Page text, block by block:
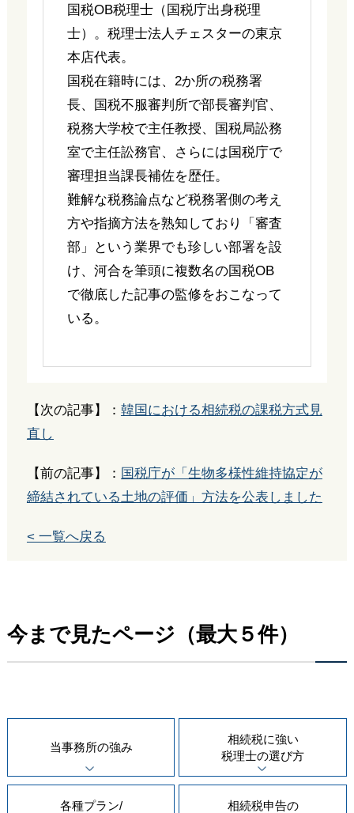
国税OB税理士（国税庁出身税理
士）。税理士法人チェスターの東京
本店代表。
国税在籍時には、2か所の税務署
長、国税不服審判所で部長審判官、
税務大学校で主任教授、国税局訟務
室で主任訟務官、さらには国税庁で
審理担当課長補佐を歴任。
難解な税務論点など税務署側の考え
方や指摘方法を熟知しており「審査
部」という業界でも珍しい部署を設
け、河合を筆頭に複数名の国税OB
で徹底した記事の監修をおこなって
いる。
【次の記事】： 韓国における相続税の課税方式見
直し
【前の記事】： 国税庁が「生物多様性維持協定が
締結されている土地の評価」方法を公表しました
< 一覧へ戻る
今まで見たページ（最大５件）
当事務所の強み
相続税に強い
税理士の選び方
各種プラン/
相続税申告の